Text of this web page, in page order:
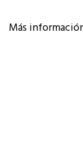
Más